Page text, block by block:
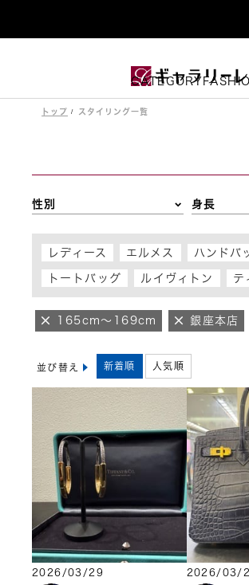
CATEGORY
トップ スタイリング一覧
性別 身長
レディース エルメス ハンドバ
トートバッグ ルイヴィトン テ
165cm～169cm 銀座本店
並び替え 新着順 人気順
2026/03/29
2026/03/